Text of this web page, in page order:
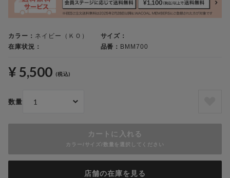
カラー： ネイビー（ＫＯ）
サイズ：
在庫状況：
品番： BMM700
¥ 5,500 (税込)
数量
カートに入れる
カラー/サイズ/数量を選択してください
店舗の在庫を見る